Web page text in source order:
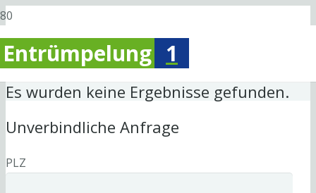
Entrümpelung 1
Es wurden keine Ergebnisse gefunden.
Unverbindliche Anfrage
PLZ